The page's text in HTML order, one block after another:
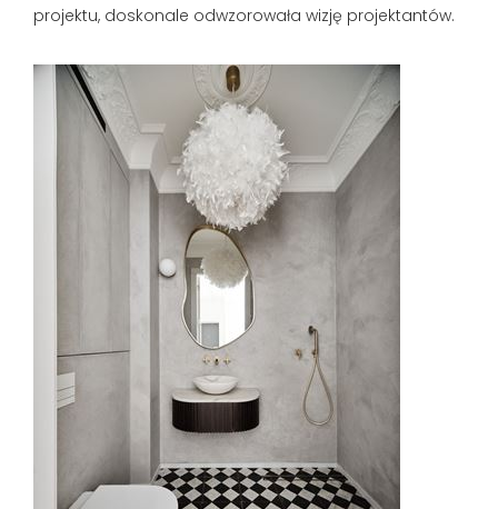
projektu, doskonale odwzorowała wizję projektantów.